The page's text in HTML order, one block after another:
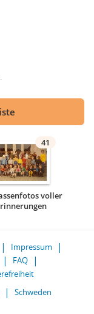
41
voller
Impressum
FAQ
Schweden